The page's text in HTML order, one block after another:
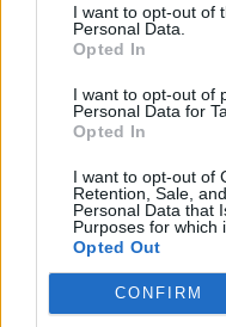
I want to opt-out of
Personal Data.
Opted In
I want to opt-out of
Personal Data for
Opted In
I want to opt-out of
Retention, Sale,
Personal Data that
Purposes for which
Opted Out
CONFIRM
Όμιλος Fourlis:
Sofia South Ring Mall
7 Αυγούστου 2026
Η Deloitte Ελλάδος
σύμβουλος του Ομίλου
7 Αυγούστου 2026
InfoCom